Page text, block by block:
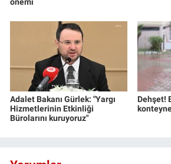
Adalet Bakanı Gürlek: "Yargı
Hizmetlerinin Etkinliği
Bürolarını kuruyoruz"
Dehşet!